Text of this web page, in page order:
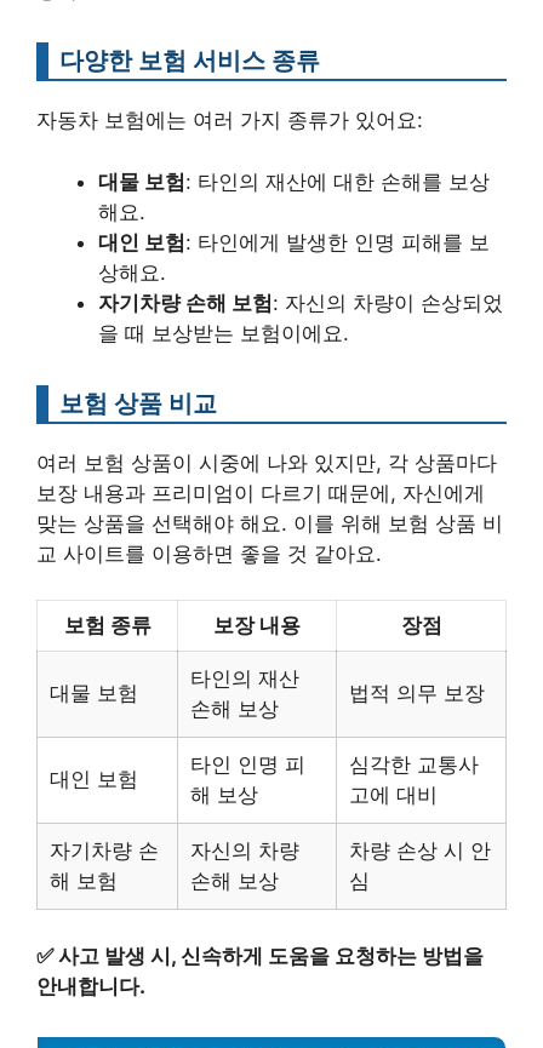
다양한 보험 서비스 종류
자동차 보험에는 여러 가지 종류가 있어요:
대물 보험: 타인의 재산에 대한 손해를 보상
해요.
대인 보험: 타인에게 발생한 인명 피해를 보
상해요.
자기차량 손해 보험: 자신의 차량이 손상되었
을 때 보상받는 보험이에요.
보험 상품 비교
여러 보험 상품이 시중에 나와 있지만, 각 상품마다
보장 내용과 프리미엄이 다르기 때문에, 자신에게
맞는 상품을 선택해야 해요. 이를 위해 보험 상품 비
교 사이트를 이용하면 좋을 것 같아요.
보험 종류 보장 내용 장점
대물 보험
타인의 재산
손해 보상
법적 의무 보장
대인 보험
타인 인명 피
해 보상
심각한 교통사
고에 대비
자기차량 손
해 보험
자신의 차량
손해 보상
차량 손상 시 안
심
✅사고 발생 시, 신속하게 도움을 요청하는 방법을
안내합니다.